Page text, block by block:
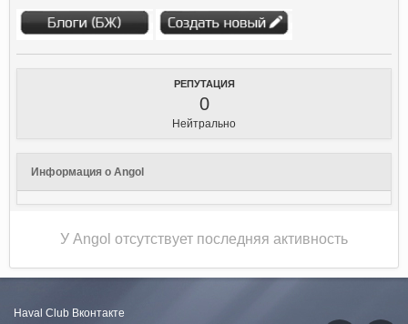
РЕПУТАЦИЯ
0
Нейтрально
Информация о Angol
У Angol отсутствует последняя активность
Haval Club Вконтакте